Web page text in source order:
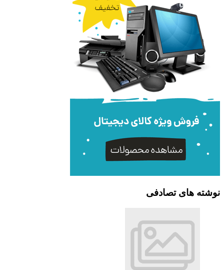
نوشته های تصادفی